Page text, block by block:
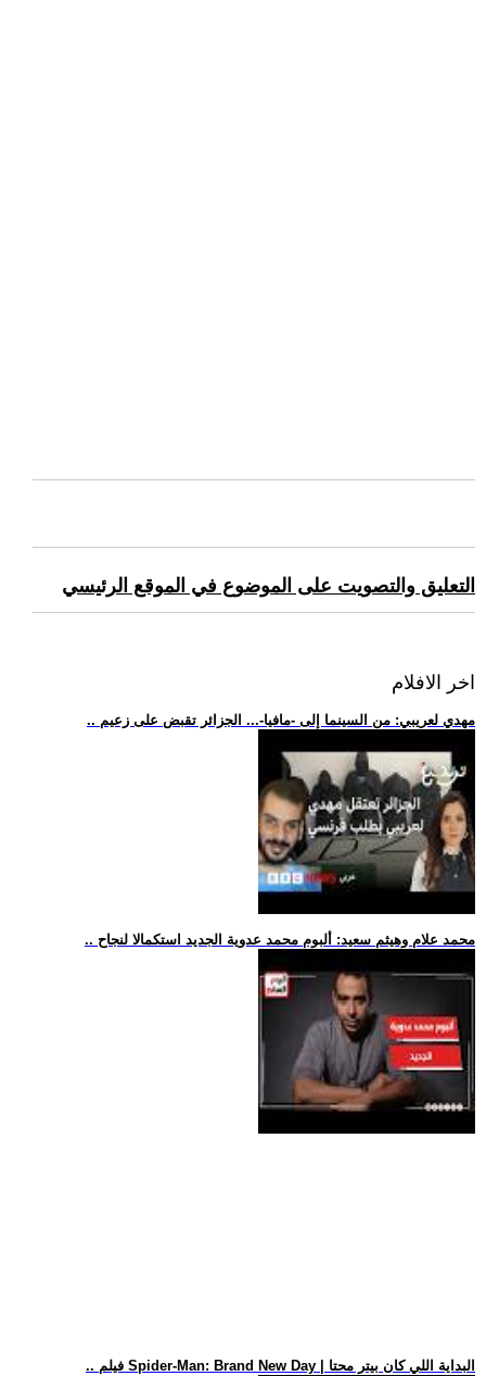
التعليق والتصويت على الموضوع في الموقع الرئيسي
اخر الافلام
.. مهدي لعريبي: من السينما إلى -مافيا-... الجزائر تقبض على زعيم
.. محمد علام وهيثم سعيد: ألبوم محمد عدوية الجديد استكمالا لنجاح
.. فيلم Spider-Man: Brand New Day | البداية اللي كان بيتر محتا